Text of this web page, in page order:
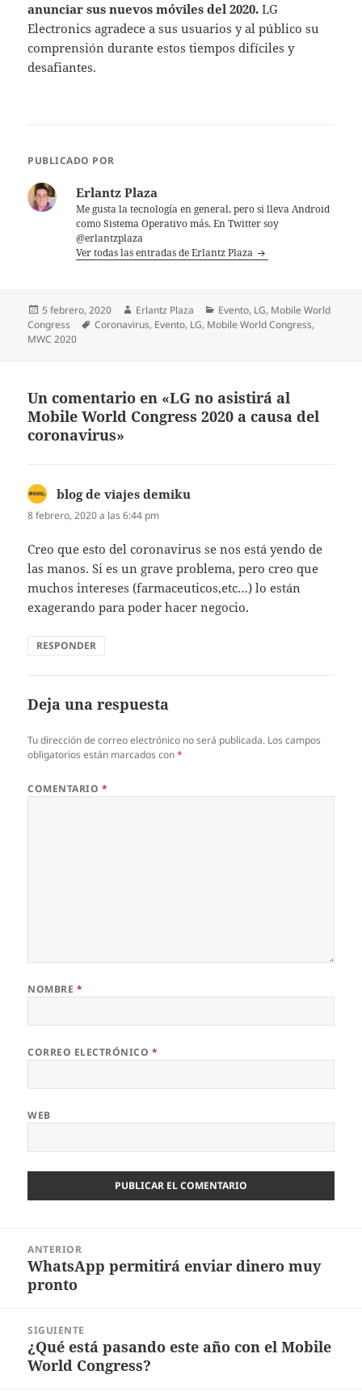
anunciar sus nuevos móviles del 2020. LG
Electronics agradece a sus usuarios y al público su
comprensión durante estos tiempos difíciles y
desafiantes.
PUBLICADO POR
Erlantz Plaza
Me gusta la tecnología en general, pero si lleva Android
como Sistema Operativo más. En Twitter soy
@erlantzplaza
Ver todas las entradas de Erlantz Plaza
Publicado
el
5 febrero, 2020 Autor
Erlantz Plaza Categorías
Evento, LG, Mobile World
Congress
Etiquetas
Coronavirus, Evento, LG, Mobile World Congress,
MWC 2020
Un comentario en «LG no asistirá al
Mobile World Congress 2020 a causa del
coronavirus»
blog de viajes demiku
8 febrero, 2020 a las 6:44 pm
Creo que esto del coronavirus se nos está yendo de
las manos. Si es un grave problema, pero creo que
muchos intereses (farmaceuticos,etc…) lo están
exagerando para poder hacer negocio.
RESPONDER
Deja una respuesta
Tu dirección de correo electrónico no será publicada. Los campos
obligatorios están marcados con*
COMENTARIO *
NOMBRE *
CORREO ELECTRÓNICO *
WEB
entradas
ANTERIOR
Entrada
anterior:
WhatsApp permitirá enviar dinero muy
pronto
SIGUIENTE
Entrada
siguiente:
¿Qué está pasando este año con el Mobile
World Congress?